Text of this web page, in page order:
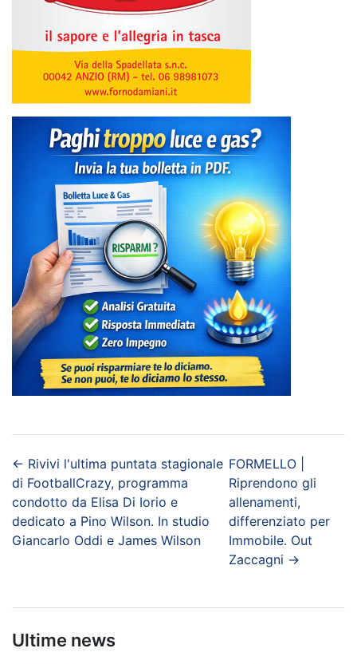
← Rivivi l'ultima puntata stagionale
di FootballCrazy, programma
condotto da Elisa Di Iorio e
dedicato a Pino Wilson. In studio
Giancarlo Oddi e James Wilson
FORMELLO |
Riprendono gli
allenamenti,
differenziato per
Immobile. Out
Zaccagni →
Ultime news